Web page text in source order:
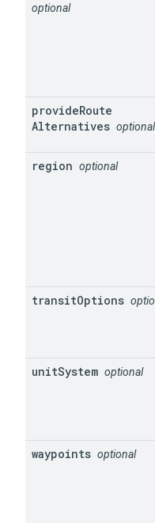
optional
provideRoute
Alternatives optional
region optional
transitOptions
unitSystem optional
waypoints optional